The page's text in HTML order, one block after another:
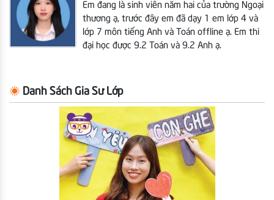
Em đang là sinh viên năm hai của trường Ngoại
thương ạ, trước đây em đã dạy 1 em lớp 4 và
lớp 7 môn tiếng Anh và Toán offline ạ. Em thi
đại học được 9.2 Toán và 9.2 Anh ạ.
Danh Sách Gia Sư Lớp